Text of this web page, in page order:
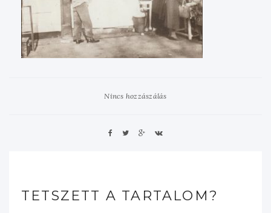
Nincs hozzászálás
TETSZETT A TARTALOM?